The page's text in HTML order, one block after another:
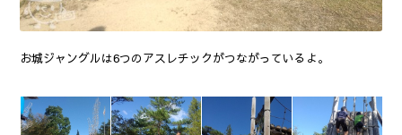
お城ジャングルは6つのアスレチックがつながっているよ。